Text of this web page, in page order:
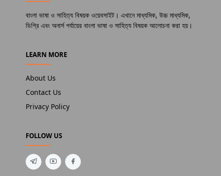
বাংলা ভাষা ও সাহিত্য বিষয়ক ওয়েবসাইট। এখানে মাধ্যমিক, উচ্চ মাধ্যমিক,
ডিগ্রি এবং অনার্স পর্যায়ের বাংলা ভাষা ও সাহিত্য বিষয়ক আলোচনা করা হয়।
LEARN MORE
About Us
Contact Us
Privacy Policy
FOLLOW US